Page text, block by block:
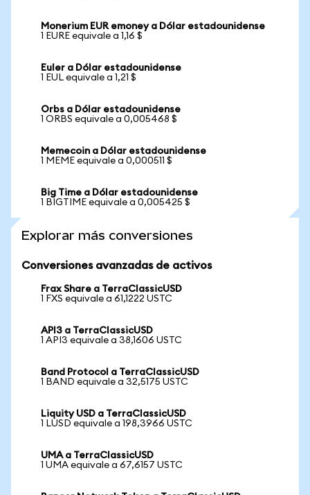
Monerium EUR emoney a Dólar estadounidense
1 EURE equivale a 1,16 $
Euler a Dólar estadounidense
1 EUL equivale a 1,21 $
Orbs a Dólar estadounidense
1 ORBS equivale a 0,005468 $
Memecoin a Dólar estadounidense
1 MEME equivale a 0,000511 $
Big Time a Dólar estadounidense
1 BIGTIME equivale a 0,005425 $
Explorar más conversiones
Conversiones avanzadas de activos
Frax Share a TerraClassicUSD
1 FXS equivale a 61,1222 USTC
API3 a TerraClassicUSD
1 API3 equivale a 38,1606 USTC
Band Protocol a TerraClassicUSD
1 BAND equivale a 32,5175 USTC
Liquity USD a TerraClassicUSD
1 LUSD equivale a 198,3966 USTC
UMA a TerraClassicUSD
1 UMA equivale a 67,6157 USTC